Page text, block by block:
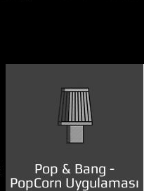
Pop & Bang -
PopCorn Uygulaması